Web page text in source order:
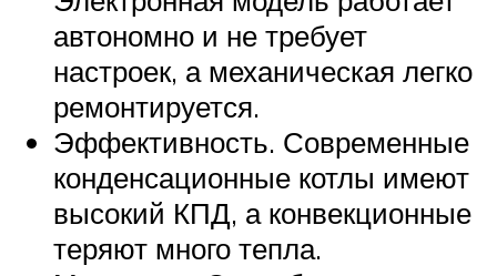
автономно и не требует
настроек, а механическая легко
ремонтируется.
Эффективность. Современные
конденсационные котлы имеют
высокий КПД, а конвекционные
теряют много тепла.